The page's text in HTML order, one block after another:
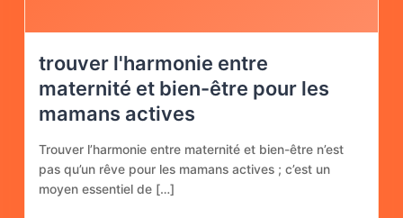
trouver l'harmonie entre
maternité et bien-être pour les
mamans actives
Trouver l’harmonie entre maternité et bien-être n’est
pas qu’un rêve pour les mamans actives ; c’est un
moyen essentiel de […]